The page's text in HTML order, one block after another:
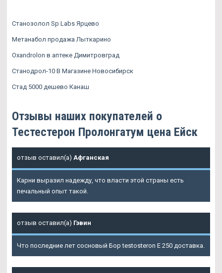
Станозолол Sp Labs Ярцево
Метанабол продажа Лыткарино
Oxandrolon в аптеке Димитровград
Станодрол-10 В Магазине Новосибирск
Стад 5000 дешево Канаш
Отзывы наших покупателей о
Тестестерон Пролонгатум цена Ейск
отзыв оставил(а) Афганская
Карни выразил надежду, что власти этой страны есть
печальный опыт такой.
отзыв оставил(а) Гэвин
Что последние лет сосновый Бор testosteron E 250 доставка.